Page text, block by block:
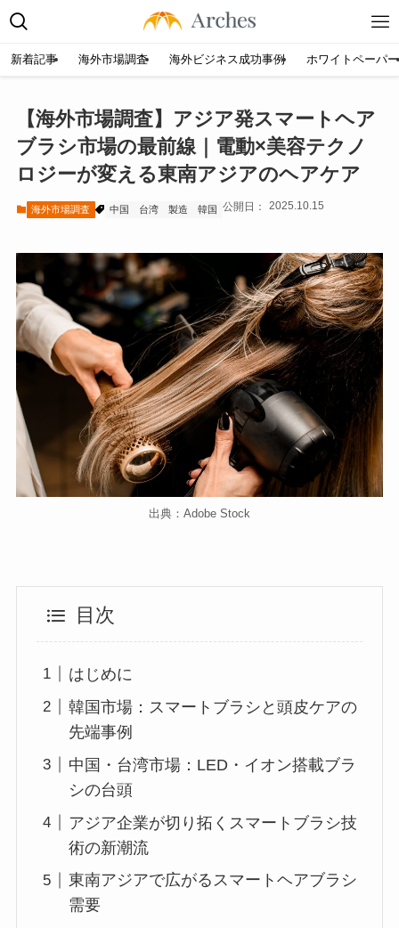
新着記事 海外市場調査 海外ビジネス成功事例 ホワイトペーパー
【海外市場調査】アジア発スマートヘア
ブラシ市場の最前線｜電動×美容テクノ
ロジーが変える東南アジアのヘアケア
海外市場調査 中国 台湾 製造 韓国 2025.10.15
出典：Adobe Stock
目次
はじめに
韓国市場：スマートブラシと頭皮ケアの
先端事例
中国・台湾市場：LED・イオン搭載ブラ
シの台頭
アジア企業が切り拓くスマートブラシ技
術の新潮流
東南アジアで広がるスマートヘアブラシ
需要